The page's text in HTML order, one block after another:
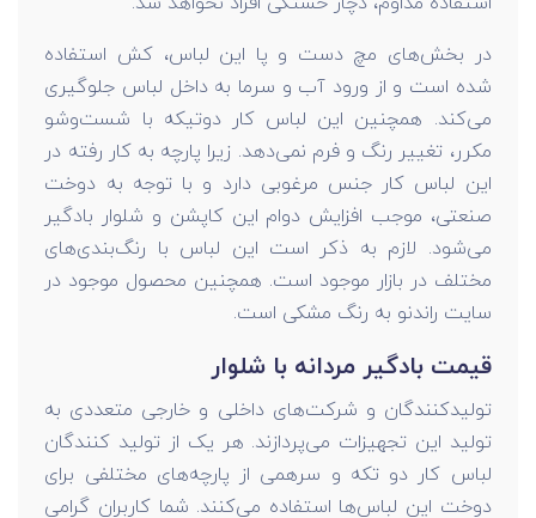
در بخش‌های مچ دست و پا این لباس، کش استفاده
شده است و از ورود آب و سرما به داخل لباس جلوگیری
می‌کند. همچنین این لباس کار دوتیکه با شست‌وشو
مکرر، تغییر رنگ و فرم نمی‌دهد. زیرا پارچه به کار رفته در
این لباس کار جنس مرغوبی دارد و با توجه به دوخت
صنعتی، موجب افزایش دوام این کاپشن و شلوار بادگیر
می‌شود. لازم به ذکر است این لباس با رنگ‌بندی‌های
مختلف در بازار موجود است. همچنین محصول موجود در
سایت راندنو به رنگ مشکی است.
قیمت بادگیر مردانه با شلوار
تولیدکنندگان و شرکت‌های داخلی و خارجی متعددی به
تولید این تجهیزات می‌پردازند. هر یک از تولید کنندگان
لباس کار دو تکه و سرهمی از پارچه‌های مختلفی برای
دوخت این لباس‌ها استفاده می‌کنند. شما کاربران گرامی